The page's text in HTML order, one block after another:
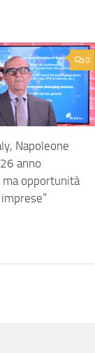
0
Napoleone
anno
ma opportunità